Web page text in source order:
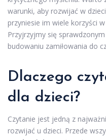
warunki, aby rozwijać w
przyniesie im wiele korzyści
Przyjrzyjmy się
budowaniu zamiłowania do
Dlaczego
dla dzieci?
Czytanie jest jedną z
rozwijać u dzieci. Przede